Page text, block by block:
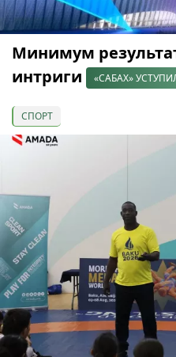
Минимум
интриги
«САБАХ»
СПОРТ